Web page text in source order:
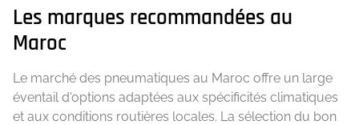
Les marques recommandées au
Maroc
Le marché des pneumatiques au Maroc offre un large
éventail d'options adaptées aux spécificités climatiques
et aux conditions routières locales. La sélection du bon